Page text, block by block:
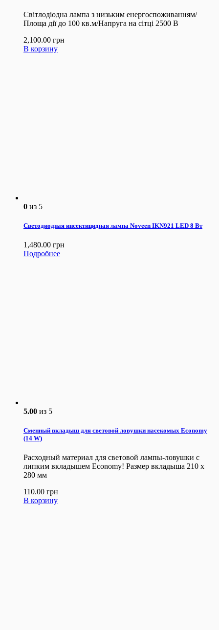
Світлодіодна лампа з низьким енергоспоживанням/
Площа дії до 100 кв.м/Напруга на сітці 2500 В
2,100.00 грн
В корзину
0 из 5
Светодиодная инсектицидная лампа Noveen IKN921 LED 8 Вт
1,480.00 грн
Подробнее
5.00 из 5
Сменный вкладыш для световой ловушки насекомых Economy
(14 W)
Расходный материал для световой лампы-ловушки с
липким вкладышем Economy! Размер вкладыша 210 x
280 мм
110.00 грн
В корзину